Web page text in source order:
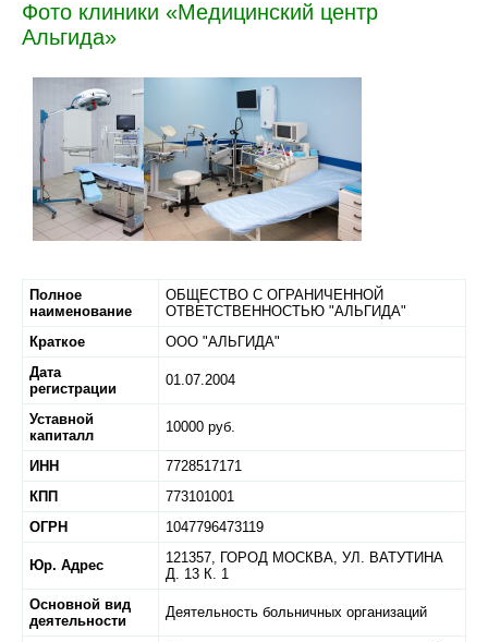
Фото клиники «Медицинский центр
Альгида»
Полное
наименование
ОБЩЕСТВО С ОГРАНИЧЕННОЙ
ОТВЕТСТВЕННОСТЬЮ "АЛЬГИДА"
Краткое
ООО "АЛЬГИДА"
Дата
регистрации
01.07.2004
Уставной
капиталл
10000 руб.
ИНН
7728517171
КПП
773101001
ОГРН
1047796473119
Юр. Адрес 121357, ГОРОД МОСКВА, УЛ. ВАТУТИНА
Д. 13 К. 1
Основной вид
деятельности
Деятельность больничных организаций